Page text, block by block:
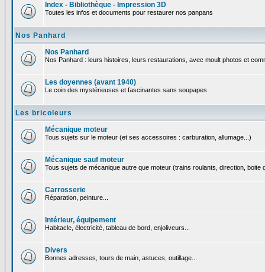
Index - Bibliothèque - Impression 3D
Toutes les infos et documents pour restaurer nos panpans
Nos Panhard
Nos Panhard
Nos Panhard : leurs histoires, leurs restaurations, avec moult photos et
Les doyennes (avant 1940)
Le coin des mystérieuses et fascinantes sans soupapes
Les bricoleurs
Mécanique moteur
Tous sujets sur le moteur (et ses accessoires : carburation, allumage...)
Mécanique sauf moteur
Tous sujets de mécanique autre que moteur (trains roulants, direction, boite
Carrosserie
Réparation, peinture...
Intérieur, équipement
Habitacle, électricité, tableau de bord, enjoliveurs...
Divers
Bonnes adresses, tours de main, astuces, outillage...